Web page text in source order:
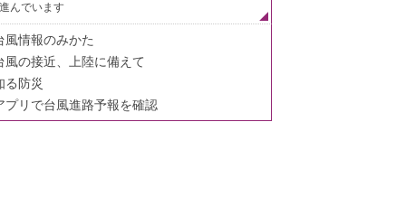
んでいます
風情報のみかた
風の接近、上陸に備えて
る防災
プリで台風進路予報を確認